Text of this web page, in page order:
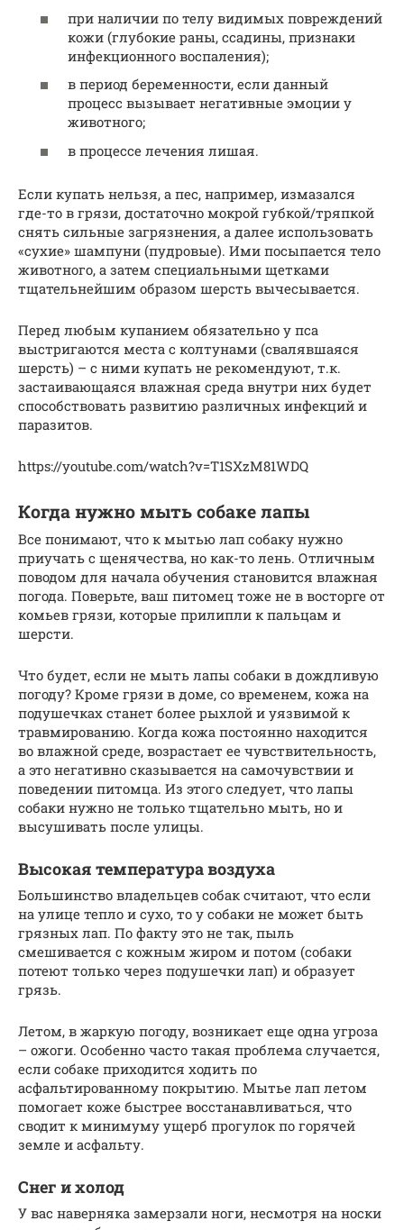
при наличии по телу видимых повреждений
кожи (глубокие раны, ссадины, признаки
инфекционного воспаления);
в период беременности, если данный
процесс вызывает негативные эмоции у
животного;
в процессе лечения лишая.
Если купать нельзя, а пес, например, измазался
где-то в грязи, достаточно мокрой губкой/тряпкой
снять сильные загрязнения, а далее использовать
«сухие» шампуни (пудровые). Ими посыпается тело
животного, а затем специальными щетками
тщательнейшим образом шерсть вычесывается.
Перед любым купанием обязательно у пса
выстригаются места с колтунами (свалявшаяся
шерсть) – с ними купать не рекомендуют, т.к.
застаивающаяся влажная среда внутри них будет
способствовать развитию различных инфекций и
паразитов.
https://youtube.com/watch?v=T1SXzM81WDQ
Когда нужно мыть собаке лапы
Все понимают, что к мытью лап собаку нужно
приучать с щенячества, но как-то лень. Отличным
поводом для начала обучения становится влажная
погода. Поверьте, ваш питомец тоже не в восторге от
комьев грязи, которые прилипли к пальцам и
шерсти.
Что будет, если не мыть лапы собаки в дождливую
погоду? Кроме грязи в доме, со временем, кожа на
подушечках станет более рыхлой и уязвимой к
травмированию. Когда кожа постоянно находится
во влажной среде, возрастает ее чувствительность,
а это негативно сказывается на самочувствии и
поведении питомца. Из этого следует, что лапы
собаки нужно не только тщательно мыть, но и
высушивать после улицы.
Высокая температура воздуха
Большинство владельцев собак считают, что если
на улице тепло и сухо, то у собаки не может быть
грязных лап. По факту это не так, пыль
смешивается с кожным жиром и потом (собаки
потеют только через подушечки лап) и образует
грязь.
Летом, в жаркую погоду, возникает еще одна угроза
– ожоги. Особенно часто такая проблема случается,
если собаке приходится ходить по
асфальтированному покрытию. Мытье лап летом
помогает коже быстрее восстанавливаться, что
сводит к минимуму ущерб прогулок по горячей
земле и асфальту.
Снег и холод
У вас наверняка замерзали ноги, несмотря на носки